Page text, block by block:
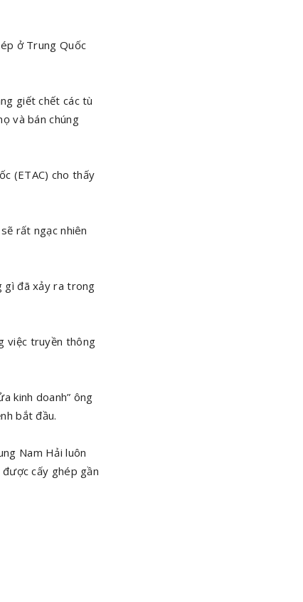
ở Trung Quốc
giết chết các tù
và bán chúng
(ETAC) cho thấy
rất ngạc nhiên
gì đã xảy ra trong
việc truyền thông
kinh doanh” ông
bắt đầu.
Nam Hải luôn
cấy ghép gần